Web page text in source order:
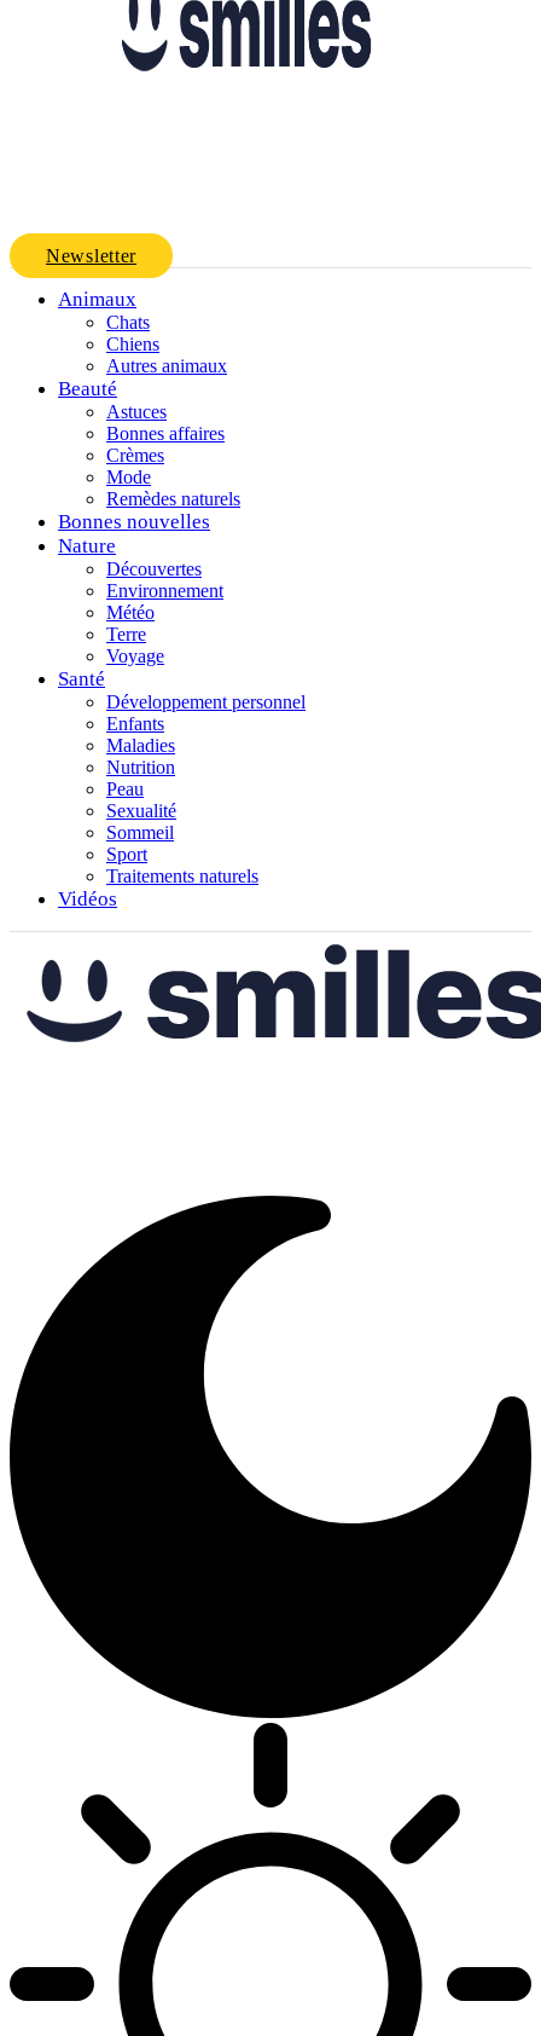
Newsletter
Animaux
Chats
Chiens
Autres animaux
Beauté
Astuces
Bonnes affaires
Crèmes
Mode
Remèdes naturels
Bonnes nouvelles
Nature
Découvertes
Environnement
Météo
Terre
Voyage
Santé
Développement personnel
Enfants
Maladies
Nutrition
Peau
Sexualité
Sommeil
Sport
Traitements naturels
Vidéos